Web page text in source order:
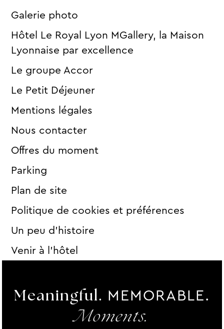
Galerie photo
Hôtel Le Royal Lyon MGallery, la Maison
Lyonnaise par excellence
Le groupe Accor
Le Petit Déjeuner
Mentions légales
Nous contacter
Offres du moment
Parking
Plan de site
Politique de cookies et préférences
Un peu d’histoire
Venir à l’hôtel
Meaningful. MEMORABLE.
Moments.